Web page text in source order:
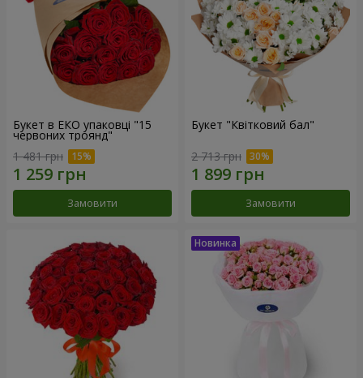
Букет в ЕКО упаковці "15
червоних троянд"
1 481 грн
Замовити
Букет "Квітковий бал"
2 713 грн
Замовити